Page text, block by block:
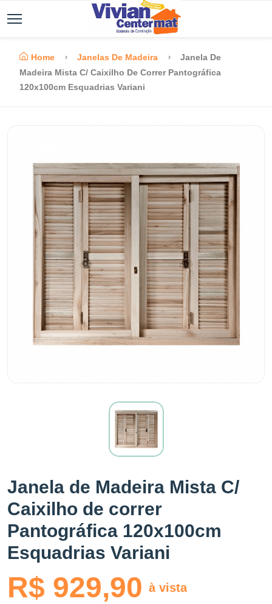
Home Janelas De Madeira
Janela De
Madeira Mista C/ Caixilho De Correr Pantográfica
120x100cm Esquadrias Variani
Janela de Madeira Mista C/
Caixilho de correr
Pantográfica 120x100cm
Esquadrias Variani
R$ 929,90 à vista